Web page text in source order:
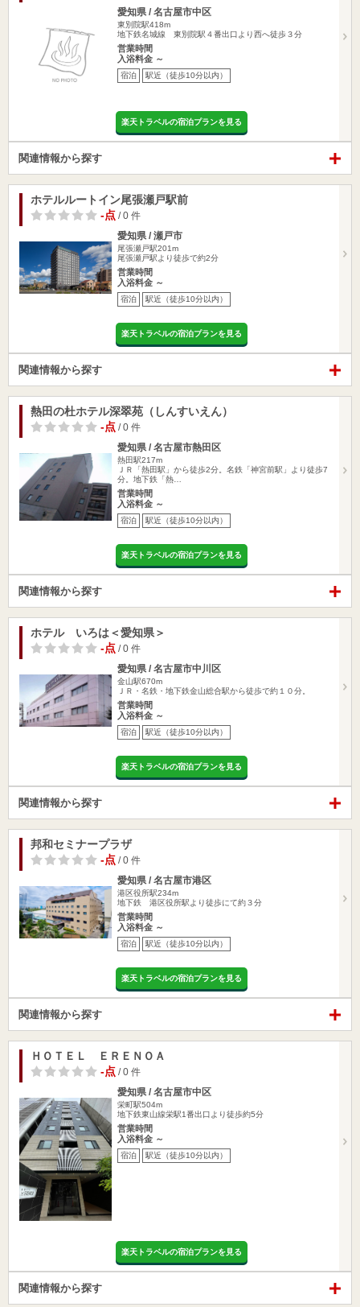
愛知県 / 名古屋市中区
東別院駅418m
地下鉄名城線 東別院駅４番出口より西へ徒歩３分
営業時間
入浴料金 ～
宿泊 駅近（徒歩10分以内）
楽天トラベルの宿泊プランを見る
関連情報から探す
ホテルルートイン尾張瀬戸駅前
-点 / 0 件
愛知県 / 瀬戸市
尾張瀬戸駅201m
尾張瀬戸駅より徒歩で約2分
営業時間
入浴料金 ～
宿泊 駅近（徒歩10分以内）
楽天トラベルの宿泊プランを見る
関連情報から探す
熱田の杜ホテル深翠苑（しんすいえん）
-点 / 0 件
愛知県 / 名古屋市熱田区
熱田駅217m
ＪＲ「熱田駅」から徒歩2分。名鉄「神宮前駅」より徒歩7
分。地下鉄「熱…
営業時間
入浴料金 ～
宿泊 駅近（徒歩10分以内）
楽天トラベルの宿泊プランを見る
関連情報から探す
ホテル いろは＜愛知県＞
-点 / 0 件
愛知県 / 名古屋市中川区
金山駅670m
ＪＲ・名鉄・地下鉄金山総合駅から徒歩で約１０分。
営業時間
入浴料金 ～
宿泊 駅近（徒歩10分以内）
楽天トラベルの宿泊プランを見る
関連情報から探す
邦和セミナープラザ
-点 / 0 件
愛知県 / 名古屋市港区
港区役所駅234m
地下鉄 港区役所駅より徒歩にて約３分
営業時間
入浴料金 ～
宿泊 駅近（徒歩10分以内）
楽天トラベルの宿泊プランを見る
関連情報から探す
ＨＯＴＥＬ ＥＲＥＮＯＡ
-点 / 0 件
愛知県 / 名古屋市中区
栄町駅504m
地下鉄東山線栄駅1番出口より徒歩約5分
営業時間
入浴料金 ～
宿泊 駅近（徒歩10分以内）
楽天トラベルの宿泊プランを見る
関連情報から探す